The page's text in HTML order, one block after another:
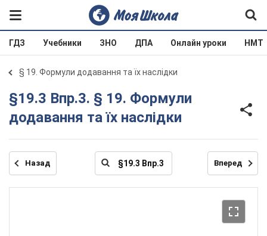
ГДЗ Учебники ЗНО ДПА Онлайн уроки НМТ
§ 19. Формули додавання та їх наслідки
§19.3 Впр.3. § 19. Формули
додавання та їх наслідки
Назад Вперед